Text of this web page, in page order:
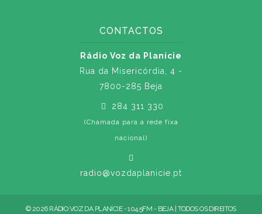
CONTACTOS
Rádio Voz da Planície
Rua da Misericórdia, 4 -
7800-285 Beja
284 311 330
(Chamada para a rede fixa
nacional)
radio@vozdaplanicie.pt
© 2026 RÁDIO VOZ DA PLANÍCIE - 104.5FM - BEJA | TODOS OS DIREITOS